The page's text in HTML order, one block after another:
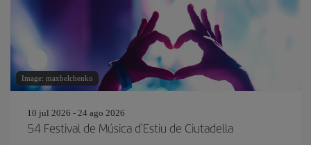
Image: maxbelchenko
10 jul 2026 - 24 ago 2026
54 Festival de Música d'Estiu de Ciutadella